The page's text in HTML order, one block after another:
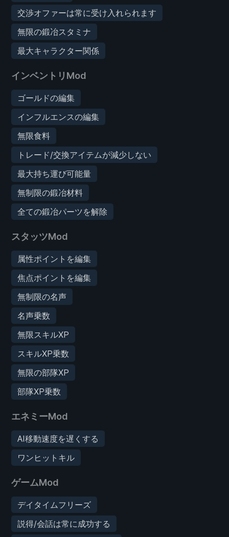
交渉オファーは常に受け入れられます
無限の鍛冶スタミナ
最大キャラクター関係
インベントリMod
ゴールドの編集
インフルエンスの編集
無限食料
トレード/交換アイテムが減少しない
最大持ち運び可能量
無制限の鍛冶材料
全ての鍛冶パーツを解除
スタッツMod
属性ポイントを編集
焦点ポイントを編集
無制限の名声
名声乗数
無限スキルXP
スキルXP乗数
無限の部隊XP
部隊XP乗数
エネミーMod
AI移動速度を遅くする
ワンヒットキル
ゲームMod
デイタイムフリーズ
説得/会話は常に成功する